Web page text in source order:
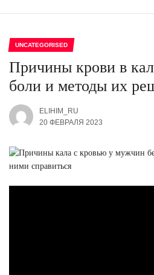
UNCATEGORISED
Причины крови в
боли и методы их
ELIHIM_RU
20 ФЕВРАЛЯ 2023